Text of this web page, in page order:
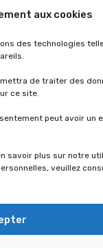
aux cookies
des technologies
de traiter des
ce site.
peut avoir un
savoir plus sur notre
veuillez